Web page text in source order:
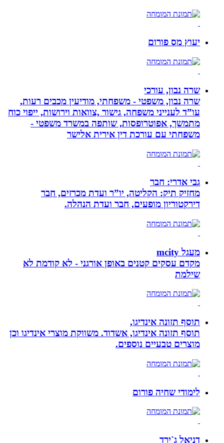
יעוץ מס פורום
שרה נבון, עורכי
שרה נבון, משפטי - משפחתי, מודיעין מכבים רעות,
עו”ד לענייני משפחה, גישור ,צוואות וירושות, ייפוי כוח
מתמשך, אפוטרופסות, שותפה במשרד משפטי -
משפחתי עם עורכת דין אירית אלישר
גבי אדרי: חבר
מחזיק תיק: הקליטה, יו”ר ועדת מכרזים, חבר
דירקטוריון מופעים, חבר ועדת הנהלה.
מעגל mcity
מקדם עסקים קטנים באופן אורגני - לא קודמת לא
שילמת
תוסף תזונה אינדיגו,
תוסף תזונה אינדיגו, אשדוד. משווקת מוצרי אינדיגו וכן
מוצרים טבעיים נוספים.
לימודי שחיה פורום
דניאל ג`ירד